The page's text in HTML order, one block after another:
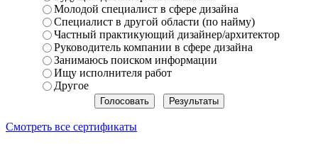
Молодой специалист в сфере дизайна
Специалист в другой области (по найму)
Частный практикующий дизайнер/архитектор
Руководитель компании в сфере дизайна
Занимаюсь поиском информации
Ищу исполнителя работ
Другое
Смотреть все сертификаты